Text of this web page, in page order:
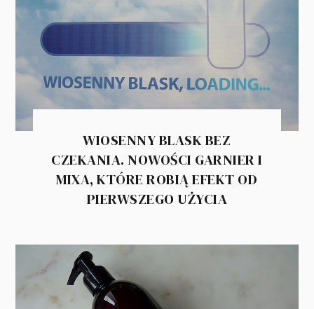
WIOSENNY BLASK BEZ
CZEKANIA. NOWOŚCI GARNIER I
MIXA, KTÓRE ROBIĄ EFEKT OD
PIERWSZEGO UŻYCIA